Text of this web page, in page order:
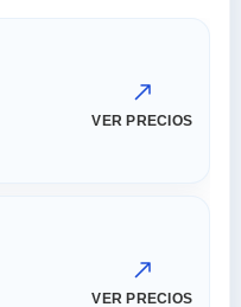
en
VER PRECIOS
VER PRECIOS